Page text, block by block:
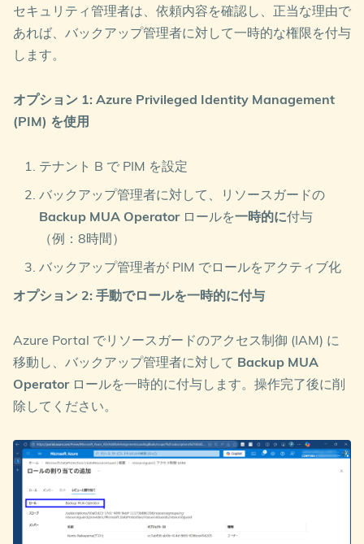
セキュリティ管理者は、依頼内容を確認し、正当な理由で
あれば、バックアップ管理者に対して一時的な権限を付与
します。
オプション 1: Azure Privileged Identity Management
(PIM) を使用
テナント B で PIM を設定
バックアップ管理者に対して、リソースガードの
Backup MUA Operatorロールを一時的に付与
（例：8時間）
バックアップ管理者が PIM でロールをアクティブ化
オプション 2: 手動でロールを一時的に付与
Azure Portal でリソースガードのアクセス制御 (IAM) に
移動し、バックアップ管理者に対して Backup MUA
Operatorロールを一時的に付与します。操作完了後に削
除してください。